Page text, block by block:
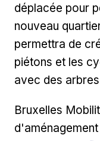
déplacée pour
nouveau
permettra de
piétons et les
avec des
Bruxelles